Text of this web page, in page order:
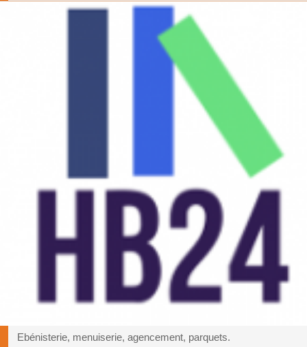
Ebénisterie, menuiserie, agencement, parquets.